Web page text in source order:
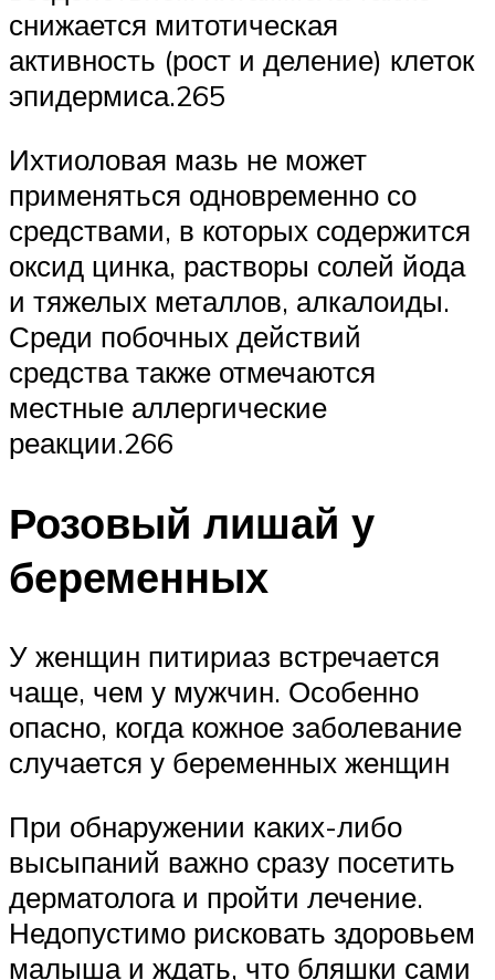
снижается митотическая
активность (рост и деление) клеток
эпидермиса.265
Ихтиоловая мазь не может
применяться одновременно со
средствами, в которых содержится
оксид цинка, растворы солей йода
и тяжелых металлов, алкалоиды.
Среди побочных действий
средства также отмечаются
местные аллергические
реакции.266
Розовый лишай у
беременных
У женщин питириаз встречается
чаще, чем у мужчин. Особенно
опасно, когда кожное заболевание
случается у беременных женщин
При обнаружении каких-либо
высыпаний важно сразу посетить
дерматолога и пройти лечение.
Недопустимо рисковать здоровьем
малыша и ждать, что бляшки сами